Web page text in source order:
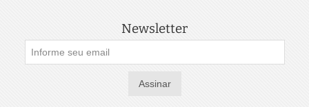
Newsletter
Assinar